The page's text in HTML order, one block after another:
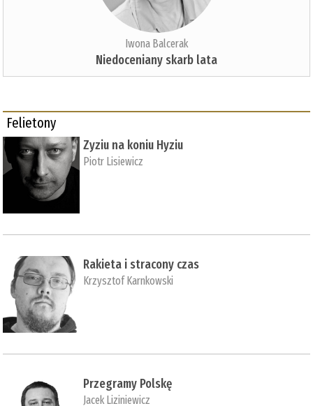
Iwona Balcerak
Niedoceniany skarb lata
Felietony
Zyziu na koniu Hyziu
Piotr Lisiewicz
Rakieta i stracony czas
Krzysztof Karnkowski
Przegramy Polskę
Jacek Liziniewicz